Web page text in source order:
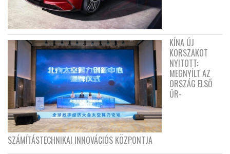
KÍNA ÚJ
KORSZAKOT
NYITOTT:
MEGNYÍLT AZ
ORSZÁG ELSŐ
ŰR-
SZÁMÍTÁSTECHNIKAI INNOVÁCIÓS KÖZPONTJA